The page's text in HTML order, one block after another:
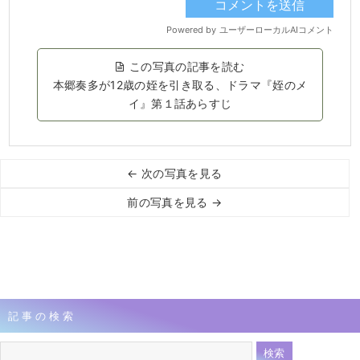
この写真の記事を読む
本郷奏多が12歳の姪を引き取る、ドラマ『姪のメ
イ』第１話あらすじ
← 次の写真を見る
前の写真を見る →
記事の検索